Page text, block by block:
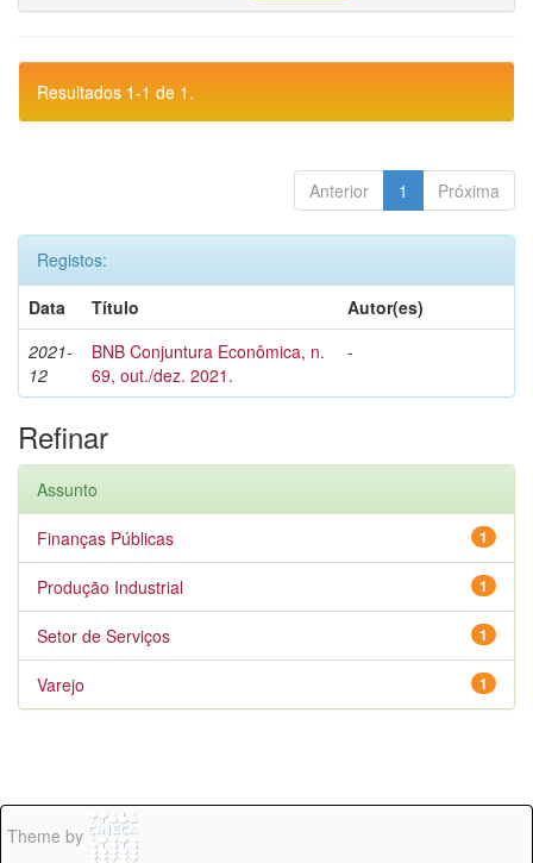
Resultados 1-1 de 1.
Anterior 1 Próxima
Registos:
Data
Título
Autor(es)
2021-
12
BNB Conjuntura Econômica, n.
69, out./dez. 2021.
-
Refinar
Assunto
1
Finanças Públicas
1
Produção Industrial
1
Setor de Serviços
1
Varejo
Theme by